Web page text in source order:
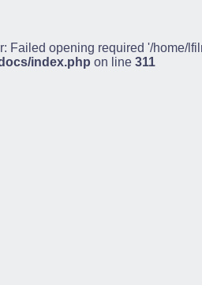
Failed opening required '/home/
index.php on line 311